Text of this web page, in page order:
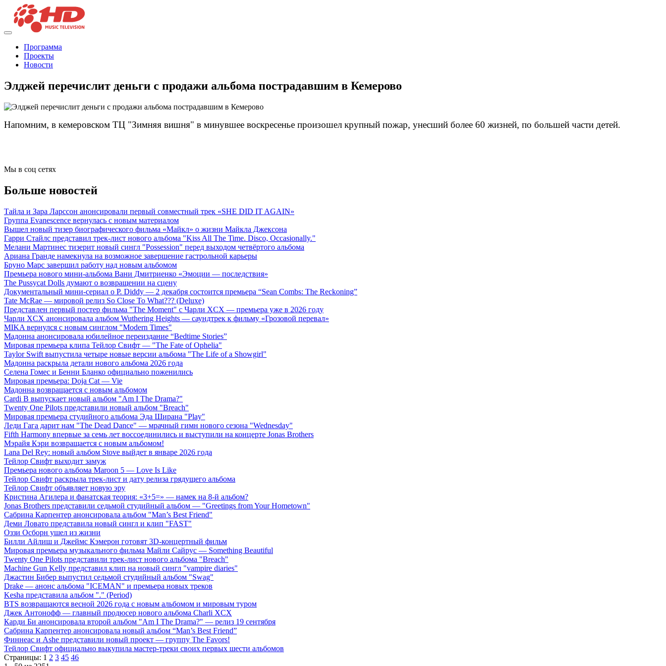
Программа
Проекты
Новости
Элджей перечислит деньги с продажи альбома пострадавшим в Кемерово
Напомним, в кемеровском ТЦ "Зимняя вишня" в минувшее воскресенье произошел крупный пожар, унесший более 60 жизней, по большей части детей.
Мы в соц сетях
Больше новостей
Тайла и Зара Ларссон анонсировали первый совместный трек «SHE DID IT AGAIN»
Группа Evanescence вернулась с новым материалом
Вышел новый тизер биографического фильма «Майкл» о жизни Майкла Джексона
Гарри Стайлс представил трек-лист нового альбома "Kiss All The Time. Disco, Occasionally."
Мелани Мартинес тизерит новый сингл "Possession" перед выходом четвёртого альбома
Ариана Гранде намекнула на возможное завершение гастрольной карьеры
Бруно Марс завершил работу над новым альбомом
Премьера нового мини-альбома Вани Дмитриенко «Эмоции — последствия»
The Pussycat Dolls думают о возвращении на сцену
Документальный мини-сериал о P. Diddy — 2 декабря состоится премьера “Sean Combs: The Reckoning”
Tate McRae — мировой релиз So Close To What??? (Deluxe)
Представлен первый постер фильма "The Moment" с Чарли XCX — премьера уже в 2026 году
Чарли XCX анонсировала альбом Wuthering Heights — саундтрек к фильму «Грозовой перевал»
MIKA вернулся с новым синглом "Modern Times"
Мадонна анонсировала юбилейное переиздание “Bedtime Stories”
Мировая премьера клипа Тейлор Свифт — "The Fate of Ophelia"
Taylor Swift выпустила четыре новые версии альбома "The Life of a Showgirl"
Мадонна раскрыла детали нового альбома 2026 года
Селена Гомес и Бенни Бланко официально поженились
Мировая премьера: Doja Cat — Vie
Мадонна возвращается с новым альбомом
Cardi B выпускает новый альбом "Am I The Drama?"
Twenty One Pilots представили новый альбом "Breach"
Мировая премьера студийного альбома Эда Ширана "Play"
Леди Гага дарит нам "The Dead Dance" — мрачный гимн нового сезона "Wednesday"
Fifth Harmony впервые за семь лет воссоединились и выступили на концерте Jonas Brothers
Мэрайя Кэри возвращается с новым альбомом!
Lana Del Rey: новый альбом Stove выйдет в январе 2026 года
Тейлор Свифт выходит замуж
Премьера нового альбома Maroon 5 — Love Is Like
Тейлор Свифт раскрыла трек-лист и дату релиза грядущего альбома
Тейлор Свифт объявляет новую эру
Кристина Агилера и фанатская теория: «3+5=» — намек на 8-й альбом?
Jonas Brothers представили седьмой студийный альбом — "Greetings from Your Hometown"
Сабрина Карпентер анонсировала альбом "Man’s Best Friend"
Деми Ловато представила новый сингл и клип "FAST"
Оззи Осборн ушел из жизни
Билли Айлиш и Джеймс Кэмерон готовят 3D-концертный фильм
Мировая премьера музыкального фильма Майли Сайрус — Something Beautiful
Twenty One Pilots представили трек-лист нового альбома "Breach"
Machine Gun Kelly представил клип на новый сингл "vampire diaries"
Джастин Бибер выпустил седьмой студийный альбом "Swag"
Drake — анонс альбома "ICEMAN" и премьера новых треков
Kesha представила альбом "." (Period)
BTS возвращаются весной 2026 года с новым альбомом и мировым туром
Джек Антонофф — главный продюсер нового альбома Charli XCX
Карди Би анонсировала второй альбом "Am I The Drama?" — релиз 19 сентября
Сабрина Карпентер анонсировала новый альбом “Man’s Best Friend”
Финнеас и Ashe представили новый проект — группу The Favors!
Тейлор Свифт официально выкупила мастер-треки своих первых шести альбомов
Страницы: 1 2 3 45 46